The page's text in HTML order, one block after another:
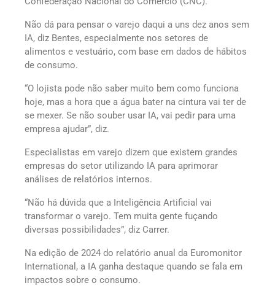
Não dá para pensar o varejo daqui a uns dez anos sem
IA, diz Bentes, especialmente nos setores de
alimentos e vestuário, com base em dados de hábitos
de consumo.
“O lojista pode não saber muito bem como funciona
hoje, mas a hora que a água bater na cintura vai ter de
se mexer. Se não souber usar IA, vai pedir para uma
empresa ajudar”, diz.
Especialistas em varejo dizem que existem grandes
empresas do setor utilizando IA para aprimorar
análises de relatórios internos.
“Não há dúvida que a Inteligência Artificial vai
transformar o varejo. Tem muita gente fuçando
diversas possibilidades”, diz Carrer.
Na edição de 2024 do relatório anual da Euromonitor
International, a IA ganha destaque quando se fala em
impactos sobre o consumo.